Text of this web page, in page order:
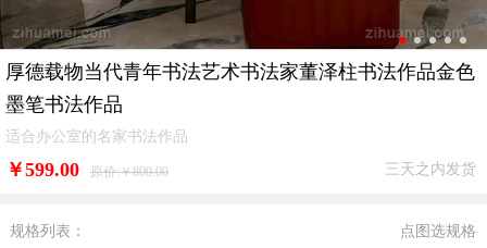
厚德载物当代青年书法艺术书法家董泽柱书法作品金色
墨笔书法作品
适合办公室的名家书法作品
￥599.00 原价:￥800.00 三天之内发货
规格列表： 点图选规格